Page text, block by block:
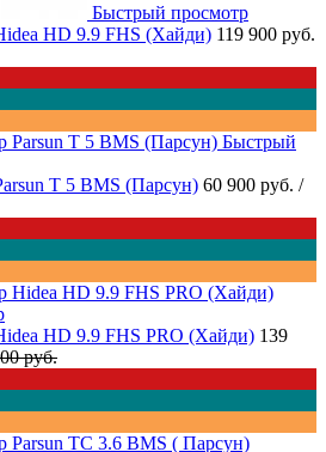
Быстрый просмотр
HD 9.9 FHS (Хайди) 119 900 руб.
Быстрый
T 5 BMS (Парсун) 60 900 руб. /
HD 9.9 FHS PRO (Хайди) 139
руб.